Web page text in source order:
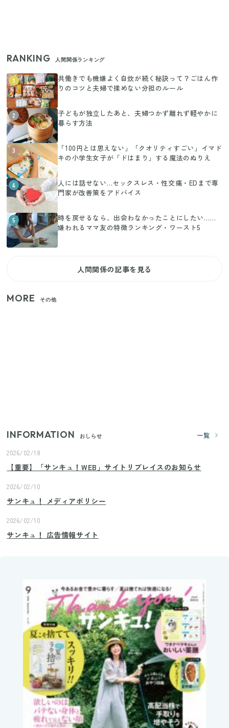
RANKING 人間関係ランキング
1
共働きでも機嫌よく自炊が続く秘訣って？ごはん作
りのコツと夫婦で揉めない分担のルール
2
子どもが独立したあと、夫婦つかず離れず軽やかに
暮らす方法
3
「100円とは思えない」「クオリティすごい」イマド
キの小学生女子が「ドはまり」する魔法のぬりえ
4
人には話せない…セックスレス・性交痛・EDまで専
門家が改善策をアドバイス
5
時を戻せるなら、出会わなかったことにしたい……
嫌われるママ友の特徴ランキング・ワースト5
人間関係の記事を見る
MORE その他
INFORMATION おしらせ
一覧
2026/02/18
【重要】「サンキュ！WEB」サイトリプレイスのお知らせ
2026/02/10
サンキュ！ メディアポリシー
2026/02/10
サンキュ！ 広告情報サイト